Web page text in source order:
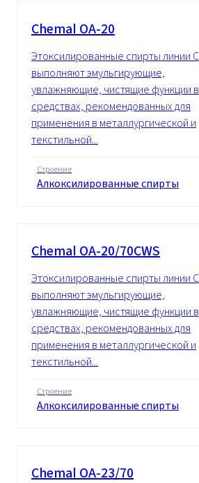
Chemal OA-20
Этоксилированные спирты линии
выполняют эмульгирующие,
увлажняющие, чистящие функции в
средствах, рекомендованных для
применения в металлургической и
текстильной...
Строение
Алкоксилированные спирты
Chemal OA-20/70CWS
Этоксилированные спирты линии
выполняют эмульгирующие,
увлажняющие, чистящие функции в
средствах, рекомендованных для
применения в металлургической и
текстильной...
Строение
Алкоксилированные спирты
Chemal OA-23/70